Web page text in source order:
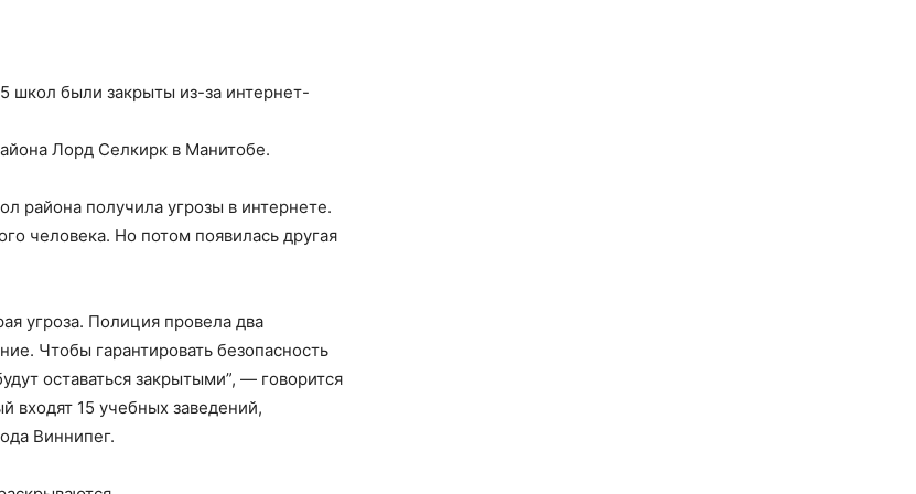
школ были закрыты из-за интернет-
Лорд Селкирк в Манитобе.
района получила угрозы в интернете.
человека. Но потом появилась другая
угроза. Полиция провела два
Чтобы гарантировать безопасность
оставаться закрытыми”, — говорится
входят 15 учебных заведений,
Виннипег.